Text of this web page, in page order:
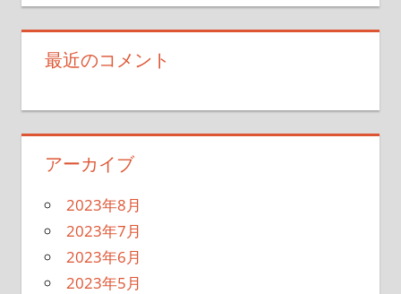
最近のコメント
アーカイブ
2023年8月
2023年7月
2023年6月
2023年5月